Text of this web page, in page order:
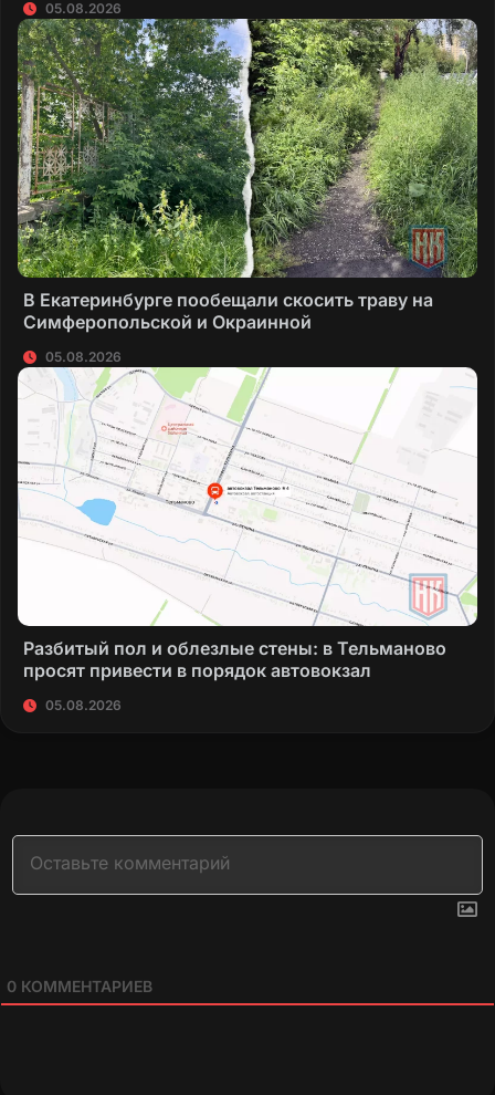
05.08.2026
В Екатеринбурге пообещали скосить траву на
Симферопольской и Окраинной
05.08.2026
Разбитый пол и облезлые стены: в Тельманово
просят привести в порядок автовокзал
05.08.2026
0 КОММЕНТАРИЕВ